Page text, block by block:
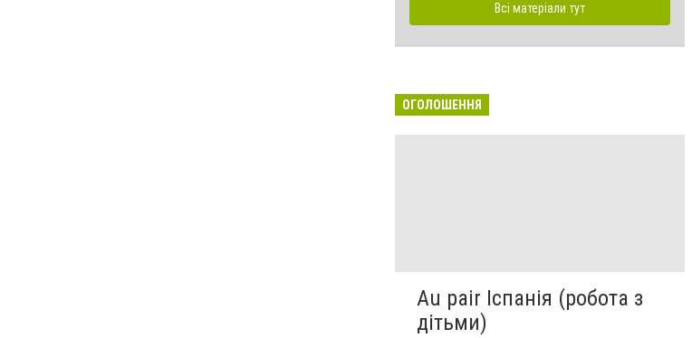
Всі матеріали тут
ОГОЛОШЕННЯ
Au pair Іспанія (робота з
дітьми)